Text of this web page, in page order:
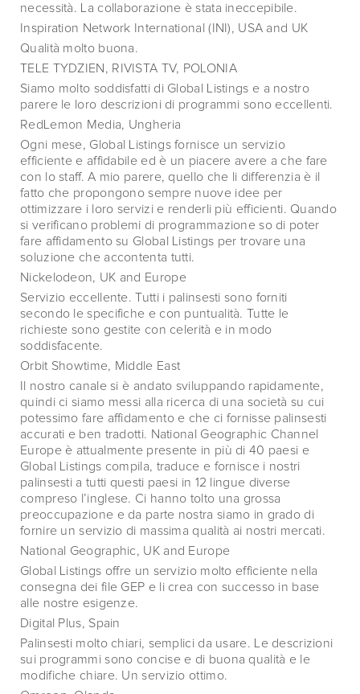
necessità. La collaborazione è stata ineccepibile.
Inspiration Network International (INI), USA and UK
Qualità molto buona.
TELE TYDZIEN, RIVISTA TV, POLONIA
Siamo molto soddisfatti di Global Listings e a nostro
parere le loro descrizioni di programmi sono eccellenti.
RedLemon Media, Ungheria
Ogni mese, Global Listings fornisce un servizio
efficiente e affidabile ed è un piacere avere a che fare
con lo staff. A mio parere, quello che li differenzia è il
fatto che propongono sempre nuove idee per
ottimizzare i loro servizi e renderli più efficienti. Quando
si verificano problemi di programmazione so di poter
fare affidamento su Global Listings per trovare una
soluzione che accontenta tutti.
Nickelodeon, UK and Europe
Servizio eccellente. Tutti i palinsesti sono forniti
secondo le specifiche e con puntualità. Tutte le
richieste sono gestite con celerità e in modo
soddisfacente.
Orbit Showtime, Middle East
Il nostro canale si è andato sviluppando rapidamente,
quindi ci siamo messi alla ricerca di una società su cui
potessimo fare affidamento e che ci fornisse palinsesti
accurati e ben tradotti. National Geographic Channel
Europe è attualmente presente in più di 40 paesi e
Global Listings compila, traduce e fornisce i nostri
palinsesti a tutti questi paesi in 12 lingue diverse
compreso l’inglese. Ci hanno tolto una grossa
preoccupazione e da parte nostra siamo in grado di
fornire un servizio di massima qualità ai nostri mercati.
National Geographic, UK and Europe
Global Listings offre un servizio molto efficiente nella
consegna dei file GEP e li crea con successo in base
alle nostre esigenze.
Digital Plus, Spain
Palinsesti molto chiari, semplici da usare. Le descrizioni
sui programmi sono concise e di buona qualità e le
modifiche chiare. Un servizio ottimo.